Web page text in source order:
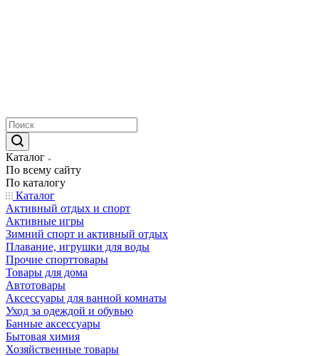
Каталог
По всему сайту
По каталогу
Каталог
Активный отдых и спорт
Активные игры
Зимний спорт и активный отдых
Плавание, игрушки для воды
Прочие спорттовары
Товары для дома
Автотовары
Аксессуары для ванной комнаты
Уход за одеждой и обувью
Банные аксессуары
Бытовая химия
Хозяйственные товары